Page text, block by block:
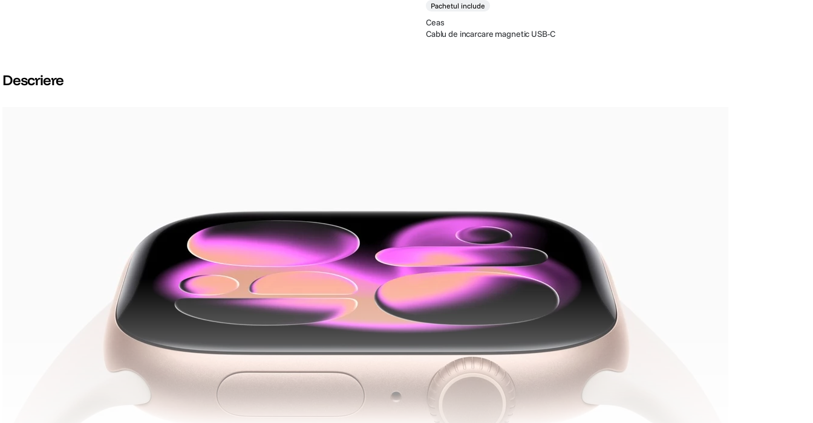
Pachetul include
Ceas
Cablu de incarcare magnetic USB-C
Descriere